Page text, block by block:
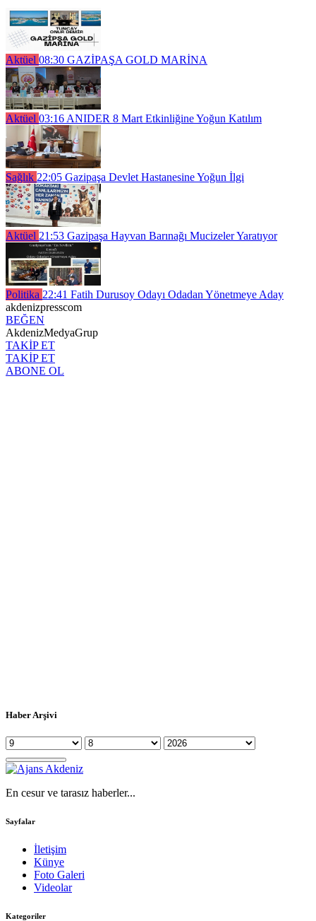
Aktüel 08:30 GAZİPAŞA GOLD MARİNA
Aktüel 03:16 ANIDER 8 Mart Etkinliğine Yoğun Katılım
Sağlık 22:05 Gazipaşa Devlet Hastanesine Yoğun İlgi
Aktüel 21:53 Gazipaşa Hayvan Barınağı Mucizeler Yaratıyor
Politika 22:41 Fatih Durusoy Odayı Odadan Yönetmeye Aday
akdenizpresscom
BEĞEN
AkdenizMedyaGrup
TAKİP ET
TAKİP ET
ABONE OL
Haber Arşivi
En cesur ve tarasız haberler...
Sayfalar
İletişim
Künye
Foto Galeri
Videolar
Kategoriler